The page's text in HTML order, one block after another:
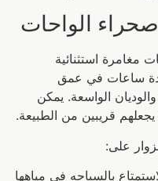
الواحات
مغامرة استثنائية
ساعات في عمق
الواسعة. يمكن
يجعلهم قريبين من الطبيعة.
على:
بالسباحه في مياهها